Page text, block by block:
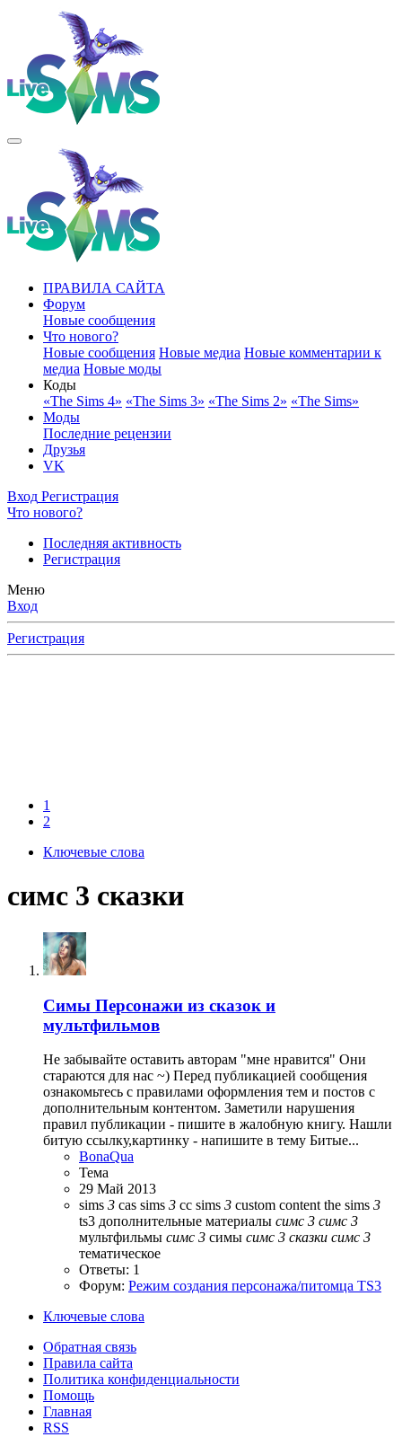
ПРАВИЛА САЙТА
Форум
Новые сообщения
Что нового?
Новые сообщения Новые медиа Новые комментарии к
медиа Новые моды
Коды
«The Sims 4» «The Sims 3» «The Sims 2» «The Sims»
Моды
Последние рецензии
Друзья
VK
Вход Регистрация
Что нового?
Последняя активность
Регистрация
Меню
Вход
Регистрация
1
2
Ключевые слова
симс 3 сказки
Симы Персонажи из сказок и
мультфильмов
Не забывайте оставить авторам "мне нравится" Они
стараются для нас ~) Перед публикацией сообщения
ознакомьтесь с правилами оформления тем и постов с
дополнительным контентом. Заметили нарушения
правил публикации - пишите в жалобную книгу. Нашли
битую ссылку,картинку - напишите в тему Битые...
BonaQua
Тема
29 Май 2013
sims 3 cas sims 3 cc sims 3 custom content the sims 3
ts3 дополнительные материалы симс 3 симс 3
мультфильмы симс 3 симы симс 3 сказки симс 3
тематическое
Ответы: 1
Форум: Режим создания персонажа/питомца TS3
Ключевые слова
Обратная связь
Правила сайта
Политика конфиденциальности
Помощь
Главная
RSS